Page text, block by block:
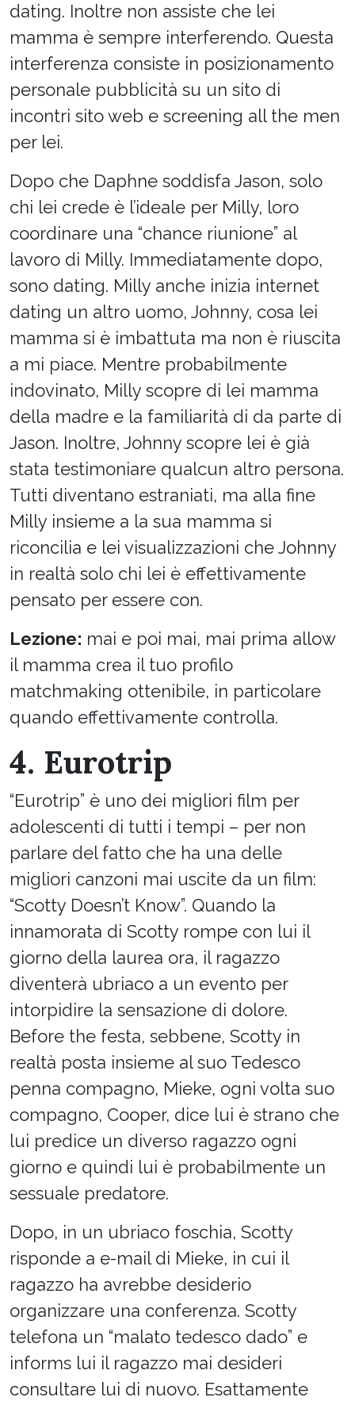
dating. Inoltre non assiste che lei
mamma è sempre interferendo. Questa
interferenza consiste in posizionamento
personale pubblicità su un sito di
incontri sito web e screening all the men
per lei.
Dopo che Daphne soddisfa Jason, solo
chi lei crede è l’ideale per Milly, loro
coordinare una “chance riunione” al
lavoro di Milly. Immediatamente dopo,
sono dating. Milly anche inizia internet
dating un altro uomo, Johnny, cosa lei
mamma si è imbattuta ma non è riuscita
a mi piace. Mentre probabilmente
indovinato, Milly scopre di lei mamma
della madre e la familiarità di da parte di
Jason. Inoltre, Johnny scopre lei è già
stata testimoniare qualcun altro persona.
Tutti diventano estraniati, ma alla fine
Milly insieme a la sua mamma si
riconcilia e lei visualizzazioni che Johnny
in realtà solo chi lei è effettivamente
pensato per essere con.
Lezione: mai e poi mai, mai prima allow
il mamma crea il tuo profilo
matchmaking ottenibile, in particolare
quando effettivamente controlla.
4. Eurotrip
“Eurotrip” è uno dei migliori film per
adolescenti di tutti i tempi – per non
parlare del fatto che ha una delle
migliori canzoni mai uscite da un film:
“Scotty Doesn’t Know”. Quando la
innamorata di Scotty rompe con lui il
giorno della laurea ora, il ragazzo
diventerà ubriaco a un evento per
intorpidire la sensazione di dolore.
Before the festa, sebbene, Scotty in
realtà posta insieme al suo Tedesco
penna compagno, Mieke, ogni volta suo
compagno, Cooper, dice lui è strano che
lui predice un diverso ragazzo ogni
giorno e quindi lui è probabilmente un
sessuale predatore.
Dopo, in un ubriaco foschia, Scotty
risponde a e-mail di Mieke, in cui il
ragazzo ha avrebbe desiderio
organizzare una conferenza. Scotty
telefona un “malato tedesco dado” e
informs lui il ragazzo mai desideri
consultare lui di nuovo. Esattamente